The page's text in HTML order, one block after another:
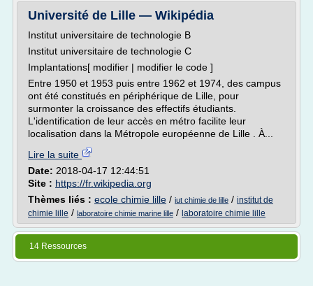
Université de Lille — Wikipédia
Institut universitaire de technologie B
Institut universitaire de technologie C
Implantations[ modifier | modifier le code ]
Entre 1950 et 1953 puis entre 1962 et 1974, des campus
ont été constitués en périphérique de Lille, pour
surmonter la croissance des effectifs étudiants.
L'identification de leur accès en métro facilite leur
localisation dans la Métropole européenne de Lille . À...
Lire la suite
Date: 2018-04-17 12:44:51
Site : https://fr.wikipedia.org
Thèmes liés : ecole chimie lille / iut chimie de lille / institut de
chimie lille / laboratoire chimie marine lille / laboratoire chimie lille
14 Ressources